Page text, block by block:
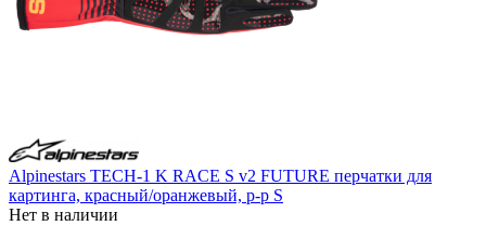
Alpinestars TECH-1 K RACE S v2 FUTURE перчатки для
картинга, красный/оранжевый, р-р S
Нет в наличии